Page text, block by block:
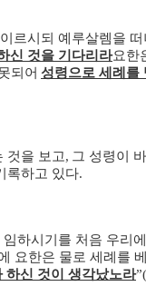
르시되 예루살렘을 떠
신 것을 기다리라요한
되어 성령으로 세례를
것을 보고, 그 성령이
록하고 있다.
하시기를 처음 우리
요한은 물로 세례를
하신 것이 생각났노라”(